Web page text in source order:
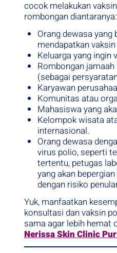
cocok melakukan
rombongan diantaranya:
Orang dewasa yang
mendapatkan
Keluarga yang ingin
Rombongan
(sebagai
Karyawan
Komunitas atau
Mahasiswa yang
Kelompok wisata
internasional.
Orang dewasa
virus polio, seperti
tertentu, petugas
yang akan
dengan risiko
Yuk, manfaatkan
konsultasi dan vaksin
sama agar lebih hemat
Nerissa Skin Clinic